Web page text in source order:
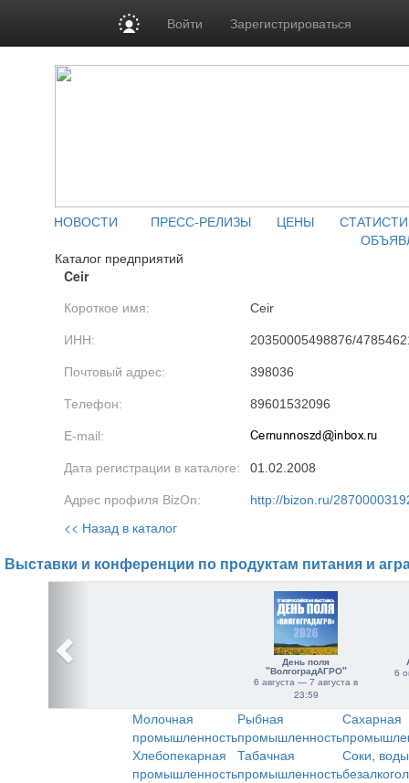
Войти Зарегистрироваться
НОВОСТИ ПРЕСС-РЕЛИЗЫ ЦЕНЫ
Каталог предприятий
Ceir
Короткое имя: Ceir
ИНН: 20350005498876/
Почтовый адрес: 398036
Телефон: 89601532096
E-mail:
Дата регистрации в каталоге: 01.02.2008
Адрес профиля BizOn: http://bizon.ru/
<< Назад в каталог
Выставки и конференции по продуктам питания и
День поля
"ВолгоградАГРО"
6 августа — 7 августа в
23:59
6
Молочная
промышленность
Рыбная
промышленность
Сахарная
Хлебопекарная
промышленность
Табачная
промышленность
Соки,